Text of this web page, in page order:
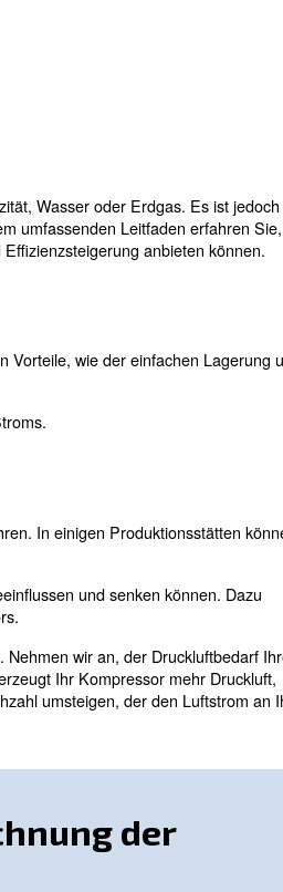
Kosten. In diesem
Dank ihrer zahlreichen
10 % des weltweiten
Erzeugung
ausmachen.